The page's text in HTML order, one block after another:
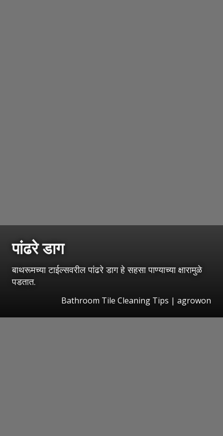
पांढरे डाग
बाथरूमच्या टाईल्सवरील पांढरे डाग हे सहसा पाण्याच्या क्षारामुळे
पडतात.
Bathroom Tile Cleaning Tips | agrowon